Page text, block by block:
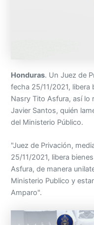
Honduras. Un Juez de
fecha 25/11/2021, libera
Nasry Tito Asfura, así lo
Javier Santos, quién
del Ministerio Público.
"Juez de Privación,
25/11/2021, libera
Asfura, de manera
Ministerio Publico y
Amparo".